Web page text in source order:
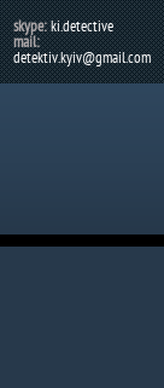
skype:ki.detective
mail:
detektiv.kyiv@gmail.com